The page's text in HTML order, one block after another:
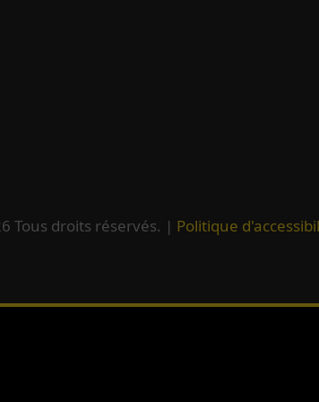
Tous droits réservés. | Politique